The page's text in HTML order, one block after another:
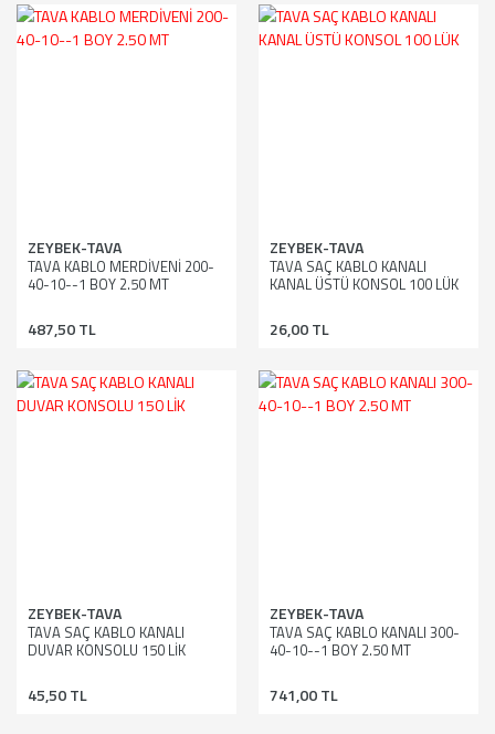
ZEYBEK-TAVA
TAVA KABLO MERDİVENİ 200-
40-10--1 BOY 2.50 MT
487,50 TL
ZEYBEK-TAVA
TAVA SAÇ KABLO KANALI
KANAL ÜSTÜ KONSOL 100 LÜK
26,00 TL
ZEYBEK-TAVA
TAVA SAÇ KABLO KANALI
DUVAR KONSOLU 150 LİK
45,50 TL
ZEYBEK-TAVA
TAVA SAÇ KABLO KANALI 300-
40-10--1 BOY 2.50 MT
741,00 TL